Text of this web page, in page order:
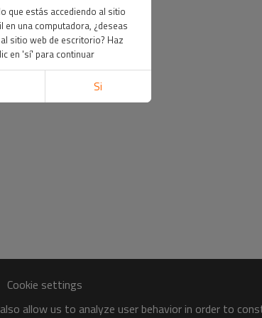
Cookie settings
allow us to analyze user behavior in order to
que estás accediendo al sitio
en una computadora, ¿deseas
sitio web de escritorio? Haz
en 'sí' para continuar
Si